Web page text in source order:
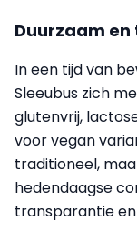
Duurzaam
In een tijd van
Sleeubus zich
glutenvrij,
voor vegan
traditioneel,
hedendaagse
transparantie